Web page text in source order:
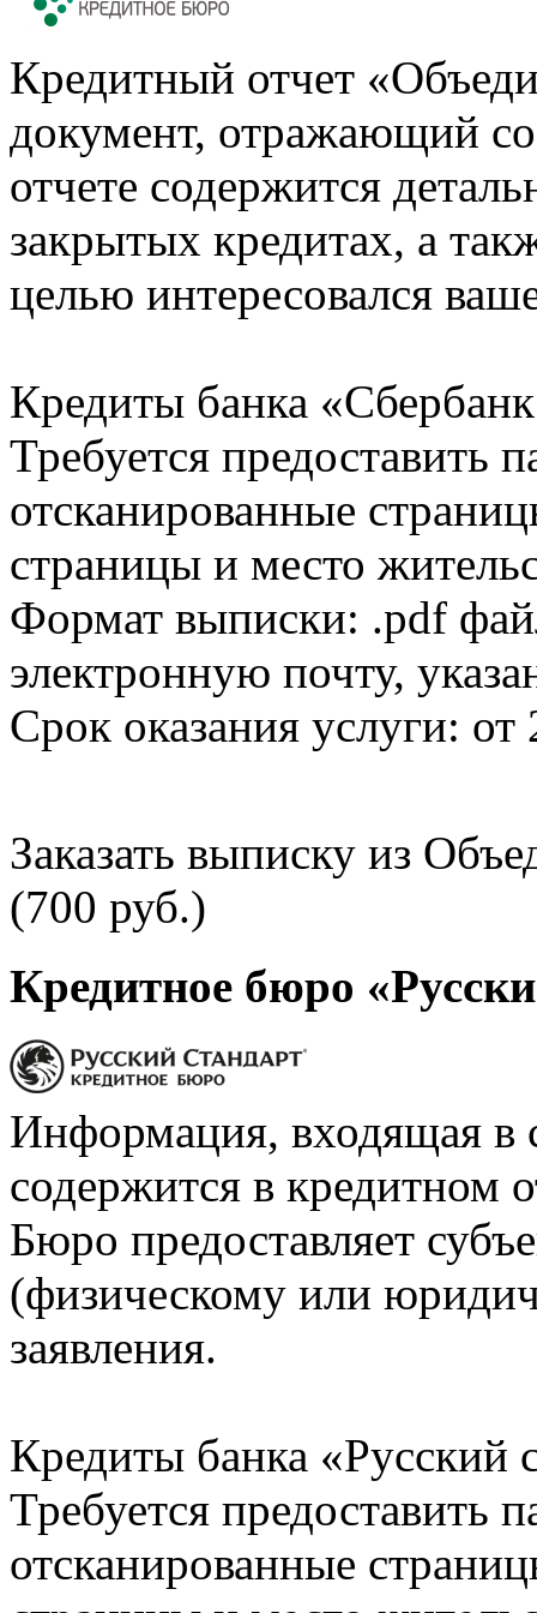
Кредитный отчет
документ, отражающий
отчете содержится
закрытых кредитах, а
целью интересовался
Кредиты банка
Требуется предоставить
отсканированные
страницы и место
Формат выписки: .pdf
электронную почту,
Срок оказания услуги: от
Заказать выписку из
(700 руб.)
Кредитное бюро
Информация, входящая в
содержится в кредитном
Бюро предоставляет
(физическому или
заявления.
Кредиты банка «Русский
Требуется предоставить
отсканированные